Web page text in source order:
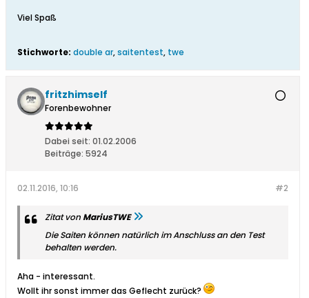
Viel Spaß
Stichworte: double ar,saitentest, twe
fritzhimself
Forenbewohner
Dabei seit: 01.02.2006
Beiträge: 5924
#2
02.11.2016, 10:16
Zitat vonMariusTWE
Die Saiten können natürlich im Anschluss an den Test
behalten werden.
Aha - interessant.
Wollt ihr sonst immer das Geflecht zurück?